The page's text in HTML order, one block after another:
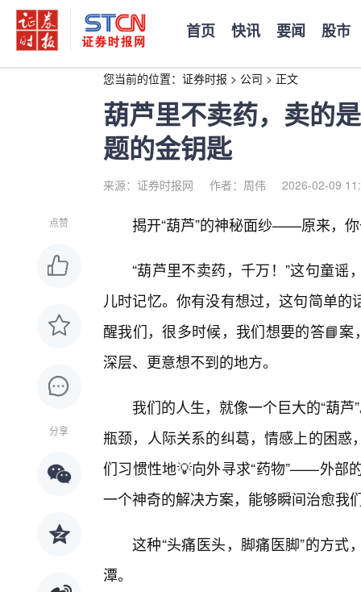
首页 快讯 要闻 股市
您当前的位置： 证券时报 > 公司 > 正文
葫芦里不卖药，卖的
题的金钥匙
来源：证券时报网 作者：周伟 2026-02-09
点赞
分享
揭开“葫芦”的神秘面纱——原来，
“葫芦里不卖药，千万！”这句童
儿时记忆。你有没有想过，这句简单
醒我们，很多时候，我们想要的答📘
深层、更意想不到的地方。
我们的人生，就像一个巨大的“葫
瓶颈，人际关系的纠葛，情感上的困
们习惯性地💡向外寻求“药物”——外部
一个神奇的解决方案，能够瞬间治愈我
这种“头痛医头，脚痛医脚”的方
潭。